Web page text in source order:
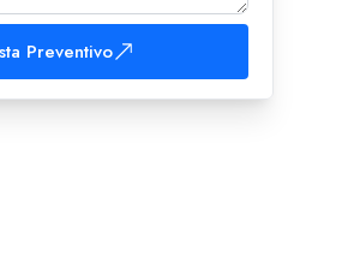
Preventivo